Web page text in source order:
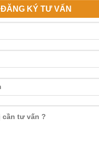
ĐĂNG KÝ TƯ VẤN